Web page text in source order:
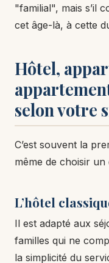
"familial", mais s’il
cet âge-là, à cette
Hôtel,
selon votre
C’est souvent la
même de choisir un
L’hôtel
Il est adapté aux
familles qui ne
la simplicité du